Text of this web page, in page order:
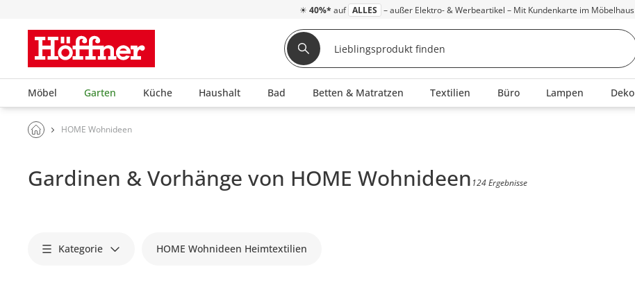
☀ 40%* auf ALLES – außer Elektro- & Werbeartikel – Mit Kundenkarte im Möbelhaus
Möbel Garten Küche Haushalt Bad Betten & Matratzen Textilien Büro Lampen Deko
HOME Wohnideen
Gardinen & Vorhänge von HOME Wohnideen 124 Ergebnisse
Kategorie HOME Wohnideen Heimtextilien